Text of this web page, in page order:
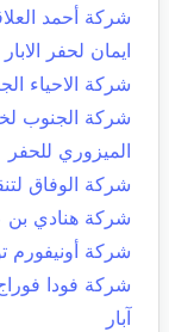
شركة أحمد
ايمان لحفر
شركة الاحياء
شركة الجنوب
الميزوري للحفر
شركة الوفاق
شركة هنادي بن
شركة أونيفورم
شركة فودا
آبار